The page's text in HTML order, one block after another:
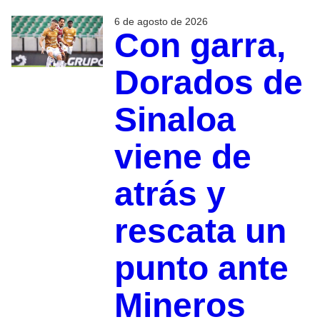
6 de agosto de 2026
Con garra,
Dorados de
Sinaloa
viene de
atrás y
rescata un
punto ante
Mineros